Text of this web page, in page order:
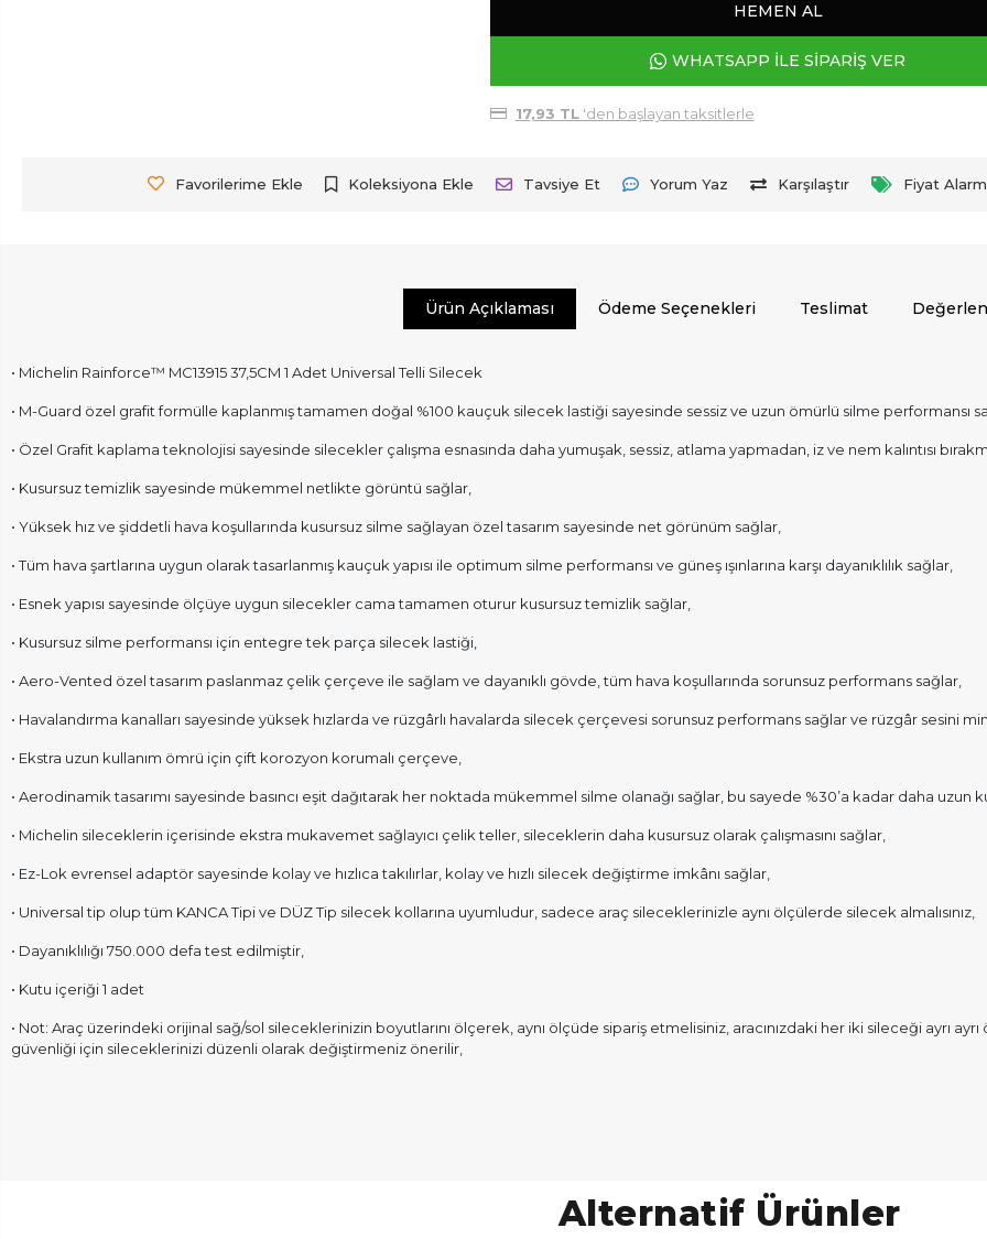
HEMEN AL
WHATSAPP İLE SİPARİŞ VER
17,93 TL'den başlayan taksitlerle
Favorilerime Ekle Koleksiyona Ekle Tavsiye Et Yorum Yaz Karşılaştır Fiyat
Ürün Açıklaması Ödeme Seçenekleri Teslimat
• Michelin Rainforce™ MC13915 37,5CM 1 Adet Universal Telli Silecek
• M-Guard özel grafit formülle kaplanmış tamamen doğal %100 kauçuk silecek lastiği sayesinde sessiz ve uzun ömürlü silme performansı
• Özel Grafit kaplama teknolojisi sayesinde silecekler çalışma esnasında daha yumuşak, sessiz, atlama yapmadan, iz ve nem kalıntısı
• Kusursuz temizlik sayesinde mükemmel netlikte görüntü sağlar,
• Yüksek hız ve şiddetli hava koşullarında kusursuz silme sağlayan özel tasarım sayesinde net görünüm sağlar,
• Tüm hava şartlarına uygun olarak tasarlanmış kauçuk yapısı ile optimum silme performansı ve güneş ışınlarına karşı dayanıklılık sağlar,
• Esnek yapısı sayesinde ölçüye uygun silecekler cama tamamen oturur kusursuz temizlik sağlar,
• Kusursuz silme performansı için entegre tek parça silecek lastiği,
• Aero-Vented özel tasarım paslanmaz çelik çerçeve ile sağlam ve dayanıklı gövde, tüm hava koşullarında sorunsuz performans sağlar,
• Havalandırma kanalları sayesinde yüksek hızlarda ve rüzgârlı havalarda silecek çerçevesi sorunsuz performans sağlar ve rüzgâr sesini
• Ekstra uzun kullanım ömrü için çift korozyon korumalı çerçeve,
• Aerodinamik tasarımı sayesinde basıncı eşit dağıtarak her noktada mükemmel silme olanağı sağlar, bu sayede %30’a kadar daha uzun
• Michelin sileceklerin içerisinde ekstra mukavemet sağlayıcı çelik teller, sileceklerin daha kusursuz olarak çalışmasını sağlar,
• Ez-Lok evrensel adaptör sayesinde kolay ve hızlıca takılırlar, kolay ve hızlı silecek değiştirme imkânı sağlar,
• Universal tip olup tüm KANCA Tipi ve DÜZ Tip silecek kollarına uyumludur, sadece araç sileceklerinizle aynı ölçülerde silecek almalısınız,
• Dayanıklılığı 750.000 defa test edilmiştir,
• Kutu içeriği 1 adet
• Not: Araç üzerindeki orijinal sağ/sol sileceklerinizin boyutlarını ölçerek, aynı ölçüde sipariş etmelisiniz, aracınızdaki her iki sileceği ayrı
güvenliği için sileceklerinizi düzenli olarak değiştirmeniz önerilir,
Alternatif Ürünler